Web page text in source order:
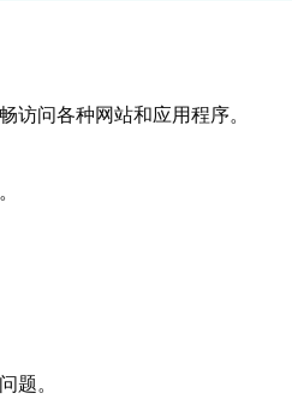
访问各种网站和应用程序。
题。